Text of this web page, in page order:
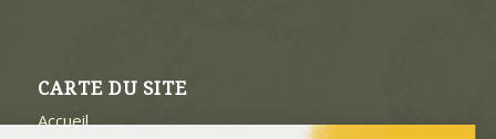
CARTE DU SITE
Accueil